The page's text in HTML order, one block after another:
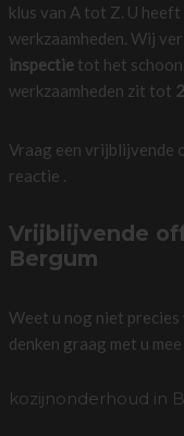
klus van A tot Z. U heeft
werkzaamheden. Wij
inspectietot het schoon
werkzaamheden zit tot
Vraag een vrijblijvende
reactie .
Vrijblijvende
Bergum
Weet u nog niet
denken graag met u
kozijnonderhoud in